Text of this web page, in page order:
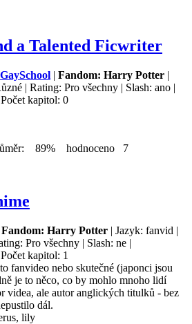
a Talented Ficwriter
| Fandom: Harry Potter |
| Rating: Pro všechny | Slash: ano |
kapitol: 0
89% hodnoceno 7
Fandom: Harry Potter | Jazyk: fanvid |
Pro všechny | Slash: ne |
kapitol: 1
fanvideo nebo skutečné (japonci jsou
je to něco, co by mohlo mnoho lidí
videa, ale autor anglických titulků - bez
dál.
lily